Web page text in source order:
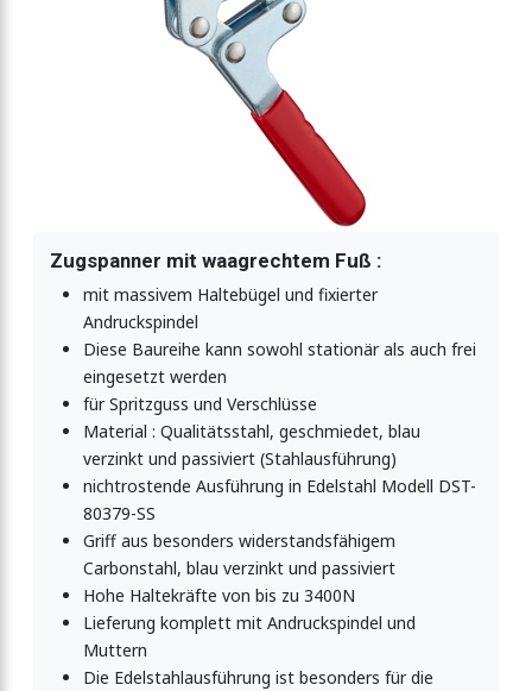
2000N
Spannzwinge 2000N
Zugspanner mit waagrechtem Fuß :
mit massivem Haltebügel und fixierter
Andruckspindel
Diese Baureihe kann sowohl stationär als auch frei
eingesetzt werden
für Spritzguss und Verschlüsse
Material : Qualitätsstahl, geschmiedet, blau
verzinkt und passiviert (Stahlausführung)
nichtrostende Ausführung in Edelstahl Modell DST-
80379-SS
Griff aus besonders widerstandsfähigem
Carbonstahl, blau verzinkt und passiviert
Hohe Haltekräfte von bis zu 3400N
Lieferung komplett mit Andruckspindel und
Muttern
Die Edelstahlausführung ist besonders für die